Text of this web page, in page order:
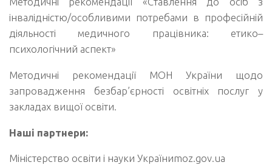
інвалідністю/особливими потребами в професійній
діяльності медичного працівника: етико–
психологічний аспект»
Методичні рекомендації МОН України щодо
запровадження безбар’єрності освітніх послуг у
закладах вищої освіти.
Наші партнери:
Міністерство освіти і науки Україниmoz.gov.ua